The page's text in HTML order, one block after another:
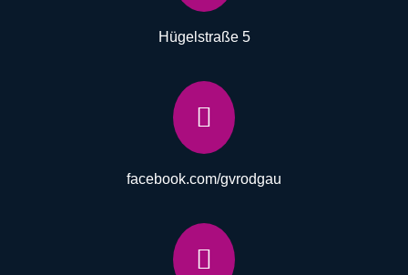
Hügelstraße 5

facebook.com/gvrodgau
